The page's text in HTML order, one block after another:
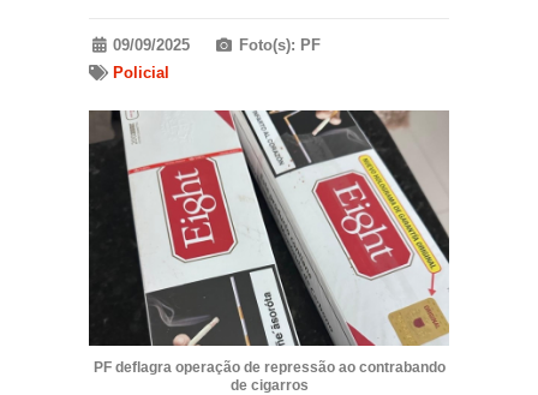
09/09/2025
Foto(s): PF
Policial
PF deflagra operação de repressão ao contrabando
de cigarros